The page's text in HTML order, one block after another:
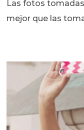
Las fotos
mejor que las